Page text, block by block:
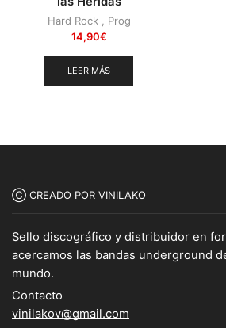
Hard Rock, Prog
14,90€
LEER MÁS
Ⓒ CREADO POR VINILAKO
Sello discográfico y distribuidor en
acercamos las bandas underground
mundo.
Contacto
vinilakov@gmail.com